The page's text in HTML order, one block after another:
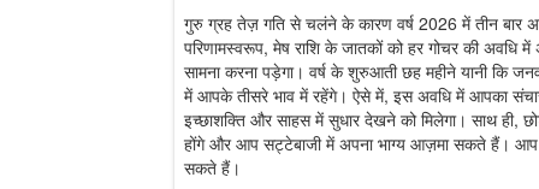
गुरु ग्रह तेज़ गति से चलंने के कारण वर्ष 2026 में तीन बार
परिणामस्वरूप, मेष राशि के जातकों को हर गोचर की अवधि
सामना करना पड़ेगा। वर्ष के शुरुआती छह महीने यानी कि
में आपके तीसरे भाव में रहेंगे। ऐसे में, इस अवधि में आपका
इच्छाशक्ति और साहस में सुधार देखने को मिलेगा। साथ ही,
होंगे और आप सट्टेबाजी में अपना भाग्य आज़मा सकते हैं। आप
सकते हैं।